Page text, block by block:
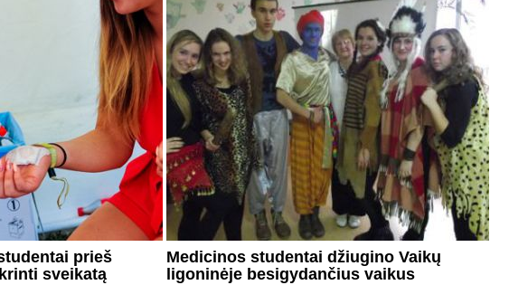
prieš
sveikatą
Medicinos studentai džiugino Vaikų
ligoninėje besigydančius vaikus